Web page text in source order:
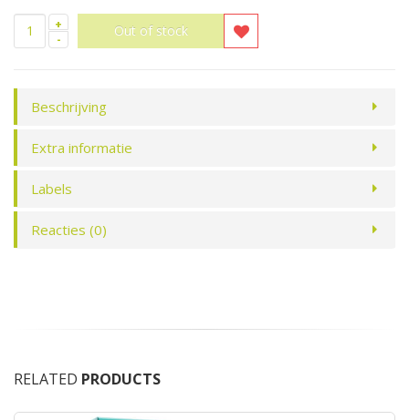
-
+
Beschrijving
Extra informatie
Labels
Reacties (0)
RELATED PRODUCTS